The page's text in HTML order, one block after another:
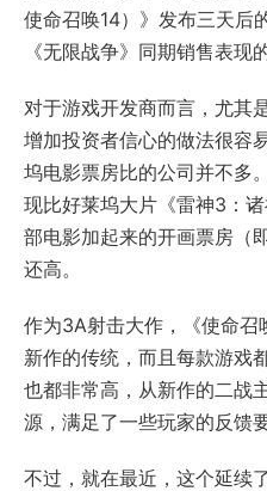
使命召唤14）》发布三天后
《无限战争》同期销售表现
对于游戏开发商而言，尤其
增加投资者信心的做法很容
坞电影票房比的公司并不多
现比好莱坞大片《雷神3：
部电影加起来的开画票房（
还高。
作为3A射击大作，《使命召
新作的传统，而且每款游戏
也都非常高，从新作的二战
源，满足了一些玩家的反馈要
不过，就在最近，这个延续